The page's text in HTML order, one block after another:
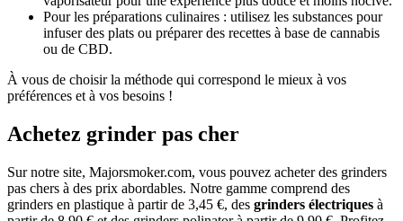
Pour les préparations culinaires : utilisez les substances pour
infuser des plats ou préparer des recettes à base de cannabis
ou de CBD.
À vous de choisir la méthode qui correspond le mieux à vos
préférences et à vos besoins !
Achetez grinder pas cher
Sur notre site, Majorsmoker.com, vous pouvez acheter des grinders
pas chers à des prix abordables. Notre gamme comprend des
grinders en plastique à partir de 3,45 €, des grinders électriques à